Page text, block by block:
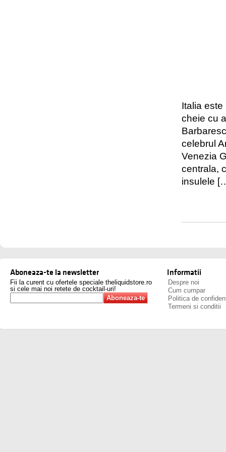
Italia
cheie cu
celebrul
Venezia
centrala,
insulele
Aboneaza-te la newsletter
Fii la curent cu ofertele speciale theliquidstore.ro
si cele mai noi retete de cocktail-uri!
Informatii
Despre noi
Cum cumpar
Politica de
Termeni si conditii